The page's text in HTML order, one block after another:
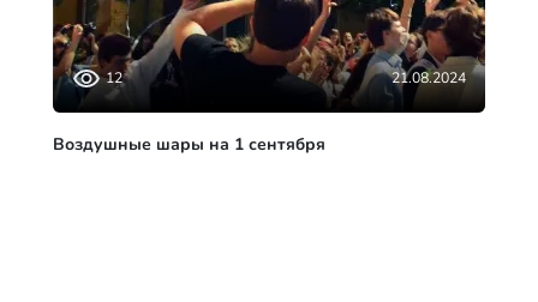
12 21.08.2024
Воздушные шары на 1 сентября